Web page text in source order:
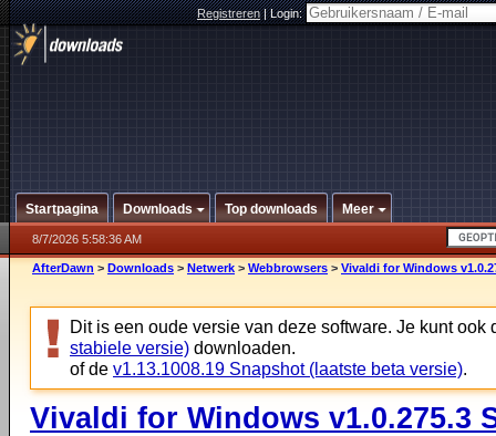
Registreren|Login:
Startpagina Downloads Top downloads Meer
8/7/2026 5:58:36 AM
AfterDawn > Downloads > Netwerk > Webbrowsers > Vivaldi for Windows
Dit is een oude versie van deze software. Je kunt ook
stabiele versie) downloaden.
of de v1.13.1008.19 Snapshot (laatste beta versie).
Vivaldi for Windows v1.0.275.3